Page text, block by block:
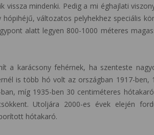
vissza mindenki. Pedig a mi éghajlati
változatos pelyhekhez speciális
alatt legyen 800-1000 méteres
a karácsony fehérnek, ha szenteste
is több hó volt az országban 1917-ben,
míg 1935-ben 30 centiméteres
Utoljára 2000-es évek elején
hótakaró.